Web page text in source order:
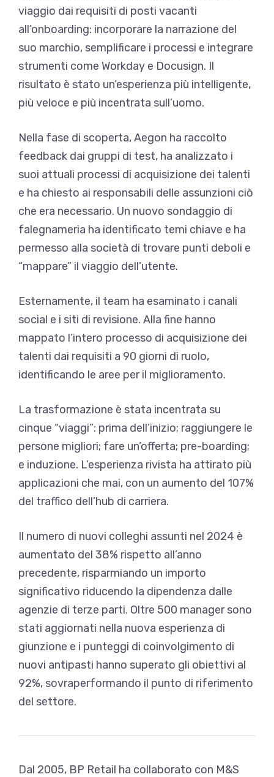
viaggio dai requisiti di posti vacanti
all’onboarding: incorporare la narrazione del
suo marchio, semplificare i processi e integrare
strumenti come Workday e Docusign. Il
risultato è stato un’esperienza più intelligente,
più veloce e più incentrata sull’uomo.
Nella fase di scoperta, Aegon ha raccolto
feedback dai gruppi di test, ha analizzato i
suoi attuali processi di acquisizione dei talenti
e ha chiesto ai responsabili delle assunzioni ciò
che era necessario. Un nuovo sondaggio di
falegnameria ha identificato temi chiave e ha
permesso alla società di trovare punti deboli e
“mappare” il viaggio dell’utente.
Esternamente, il team ha esaminato i canali
social e i siti di revisione. Alla fine hanno
mappato l’intero processo di acquisizione dei
talenti dai requisiti a 90 giorni di ruolo,
identificando le aree per il miglioramento.
La trasformazione è stata incentrata su
cinque “viaggi”: prima dell’inizio; raggiungere le
persone migliori; fare un’offerta; pre-boarding;
e induzione. L’esperienza rivista ha attirato più
applicazioni che mai, con un aumento del 107%
del traffico dell’hub di carriera.
Il numero di nuovi colleghi assunti nel 2024 è
aumentato del 38% rispetto all’anno
precedente, risparmiando un importo
significativo riducendo la dipendenza dalle
agenzie di terze parti. Oltre 500 manager sono
stati aggiornati nella nuova esperienza di
giunzione e i punteggi di coinvolgimento di
nuovi antipasti hanno superato gli obiettivi al
92%, sovraperformando il punto di riferimento
del settore.
Dal 2005, BP Retail ha collaborato con M&S